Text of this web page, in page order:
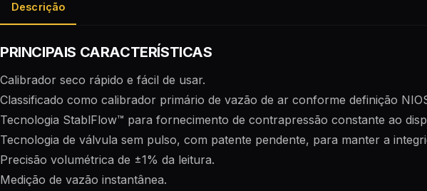
Descrição
PRINCIPAIS CARACTERÍSTICAS
Calibrador seco rápido e fácil de usar.
Classificado como calibrador primário de vazão de ar conforme definição
Tecnologia StablFlow™ para fornecimento de contrapressão constante ao
Tecnologia de válvula sem pulso, com patente pendente, para manter a
Precisão volumétrica de ±1% da leitura.
Medição de vazão instantânea.